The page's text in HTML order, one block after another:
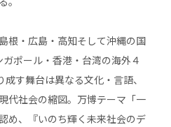
根・広島・高知そして沖縄の国
ポール・香港・台湾の海外４
す舞台は異なる文化・言語、
代社会の縮図。万博テーマ「一
め、『いのち輝く未来社会のデ